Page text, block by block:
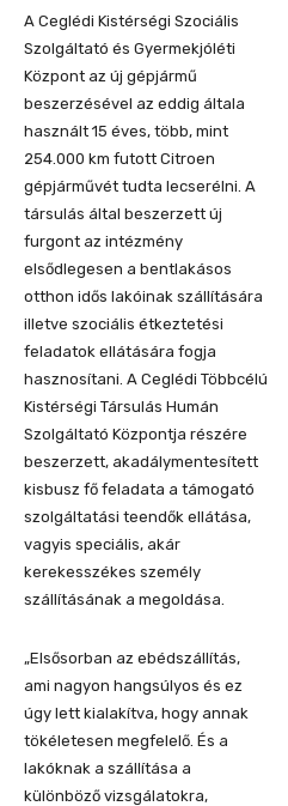
A Ceglédi Kistérségi Szociális
Szolgáltató és Gyermekjóléti
Központ az új gépjármű
beszerzésével az eddig általa
használt 15 éves, több, mint
254.000 km futott Citroen
gépjárművét tudta lecserélni. A
társulás által beszerzett új
furgont az intézmény
elsődlegesen a bentlakásos
otthon idős lakóinak szállítására
illetve szociális étkeztetési
feladatok ellátására fogja
hasznosítani. A Ceglédi Többcélú
Kistérségi Társulás Humán
Szolgáltató Központja részére
beszerzett, akadálymentesített
kisbusz fő feladata a támogató
szolgáltatási teendők ellátása,
vagyis speciális, akár
kerekesszékes személy
szállításának a megoldása.
„Elsősorban az ebédszállítás,
ami nagyon hangsúlyos és ez
úgy lett kialakítva, hogy annak
tökéletesen megfelelő. És a
lakóknak a szállítása a
különböző vizsgálatokra,